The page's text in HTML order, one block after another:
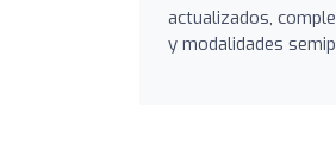
actualizados,
y modalidades